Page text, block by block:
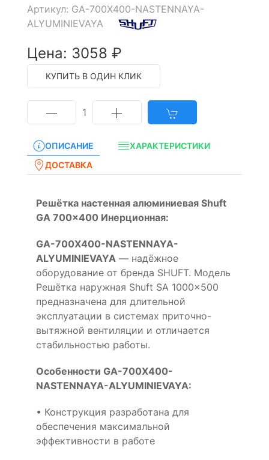
Артикул: GA-700X400-NASTENNAYA-
ALYUMINIEVAYA
Цена: 3058 ₽
КУПИТЬ В ОДИН КЛИК
1
ОПИСАНИЕ
ХАРАКТЕРИСТИКИ
ДОСТАВКА
Решётка настенная алюминиевая Shuft
GA 700x400 Инерционная:
GA-700X400-NASTENNAYA-
ALYUMINIEVAYA — надёжное
оборудование от бренда SHUFT. Модель
Решётка наружная Shuft SA 1000x500
предназначена для длительной
эксплуатации в системах приточно-
вытяжной вентиляции и отличается
стабильностью работы.
Особенности GA-700X400-
NASTENNAYA-ALYUMINIEVAYA:
• Конструкция разработана для
обеспечения максимальной
эффективности в работе